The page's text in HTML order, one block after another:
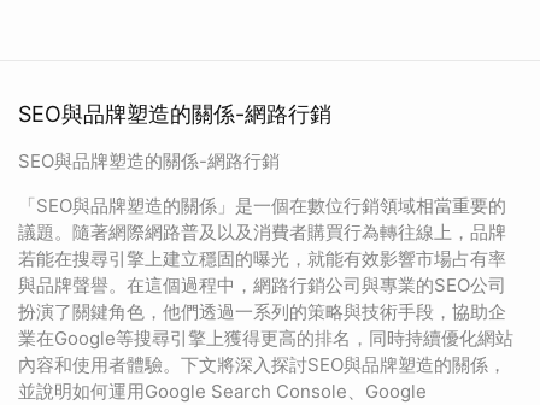
SEO與品牌塑造的關係-網路行銷
SEO與品牌塑造的關係-網路行銷
「SEO與品牌塑造的關係」是一個在數位行銷領域相當重要的
議題。隨著網際網路普及以及消費者購買行為轉往線上，品牌
若能在搜尋引擎上建立穩固的曝光，就能有效影響市場占有率
與品牌聲譽。在這個過程中，網路行銷公司與專業的SEO公司
扮演了關鍵角色，他們透過一系列的策略與技術手段，協助企
業在Google等搜尋引擎上獲得更高的排名，同時持續優化網站
內容和使用者體驗。下文將深入探討SEO與品牌塑造的關係，
並說明如何運用Google Search Console、Google